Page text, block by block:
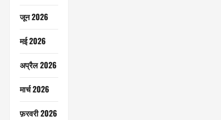
जून 2026
मई 2026
अप्रैल 2026
मार्च 2026
फ़रवरी 2026